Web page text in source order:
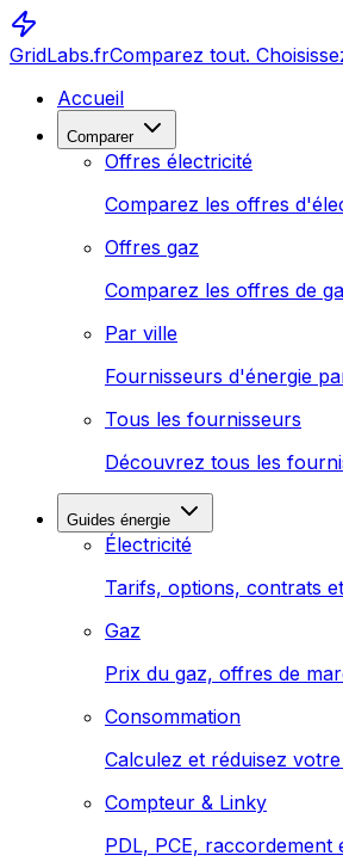
GridLabs.frComparez tout.
Accueil
Comparer
Offres électricité
Comparez les offres
Offres gaz
Comparez les offres de
Par ville
Fournisseurs d'énergie
Tous les fournisseurs
Découvrez tous les
Guides énergie
Électricité
Tarifs, options, contrats
Gaz
Prix du gaz, offres de
Consommation
Calculez et réduisez
Compteur & Linky
PDL, PCE, raccordement